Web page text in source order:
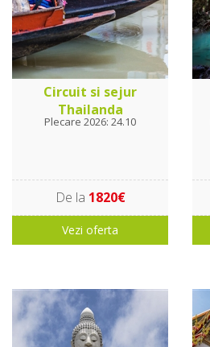
Circuit si sejur
Thailanda
Plecare 2026: 24.10
De la 1820€
Vezi oferta